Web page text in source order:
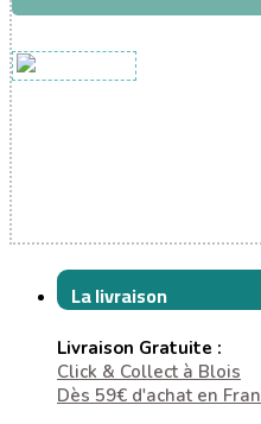
La livraison
Livraison Gratuite :
Click & Collect à Blois
Dès 59€ d'achat en